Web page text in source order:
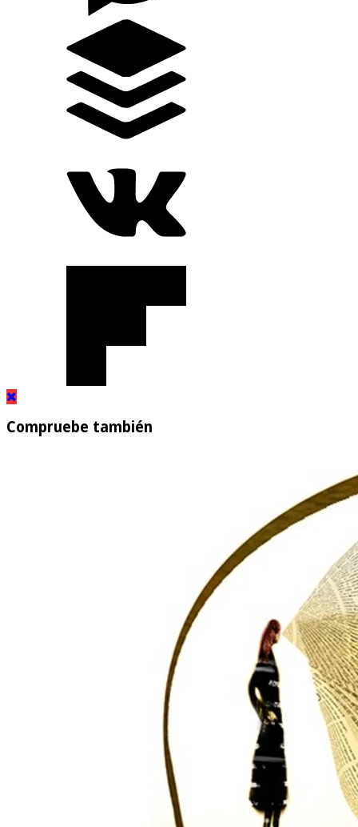
Compruebe también